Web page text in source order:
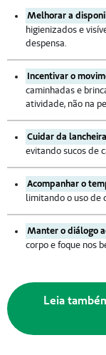
Melhorar a
higienizados e
despensa.
Incentivar o
caminhadas e
atividade, não na
Cuidar da
evitando sucos de
Acompanhar o
limitando o uso de
Manter o diálogo
corpo e foque nos
Leia